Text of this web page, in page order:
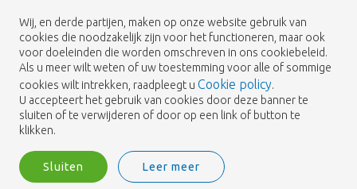
Wij, en derde partijen, maken op onze website gebruik van
cookies die noodzakelijk zijn voor het functioneren, maar ook
voor doeleinden die worden omschreven in ons cookiebeleid.
Als u meer wilt weten of uw toestemming voor alle of sommige
cookies wilt intrekken, raadpleegt u Cookie policy.
U accepteert het gebruik van cookies door deze banner te
sluiten of te verwijderen of door op een link of button te
klikken.
Sluiten Leer meer